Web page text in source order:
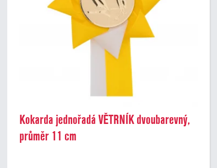
Kokarda jednořadá VĚTRNÍK dvoubarevný,
průměr 11 cm